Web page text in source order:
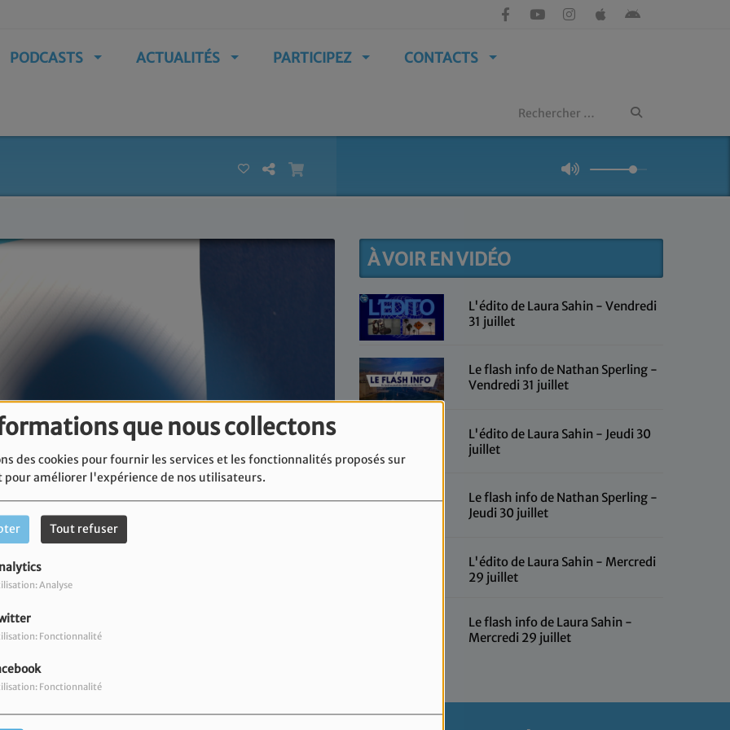
que nous collectons
des cookies pour fournir les services et les fonctionnalités proposés sur
pour améliorer l'expérience de nos utilisateurs.
Tout refuser
Analyse
Fonctionnalité
Fonctionnalité
PODCASTS ACTUALITÉS PARTICIPEZ CONTACTS
RADIO JM
À VOIR EN VIDÉO
L'édito de Laura Sahin - Vendredi
31 juillet
Le flash info de Nathan Sperling -
Vendredi 31 juillet
L'édito de Laura Sahin - Jeudi 30
juillet
Le flash info de Nathan Sperling -
Jeudi 30 juillet
L'édito de Laura Sahin - Mercredi
29 juillet
Le flash info de Laura Sahin -
Mercredi 29 juillet